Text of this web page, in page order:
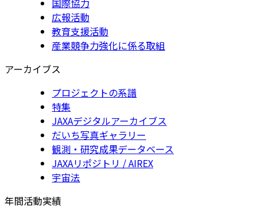
国際協力
広報活動
教育支援活動
産業競争力強化に係る取組
アーカイブス
プロジェクトの系譜
特集
JAXAデジタルアーカイブス
だいち写真ギャラリー
観測・研究成果データベース
JAXAリポジトリ / AIREX
宇宙法
年間活動実績